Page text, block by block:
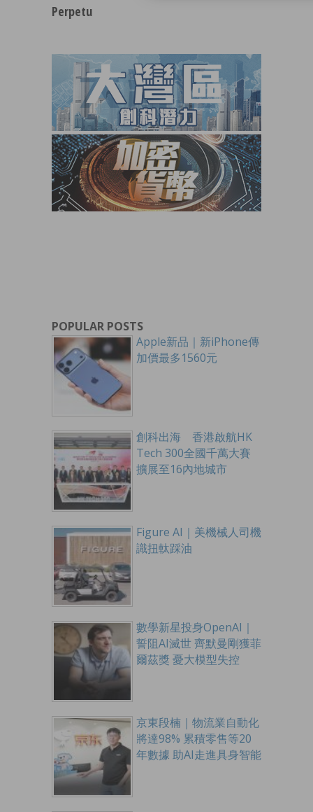
Perpetu
POPULAR POSTS
Apple新品｜新iPhone傳
加價最多1560元
創科出海 香港啟航HK
Tech 300全國千萬大賽
擴展至16內地城市
Figure AI｜美機械人司機
識扭軚踩油
數學新星投身OpenAI｜
誓阻AI滅世 齊默曼剛獲菲
爾茲獎 憂大模型失控
京東段楠｜物流業自動化
將達98% 累積零售等20
年數據 助AI走進具身智能